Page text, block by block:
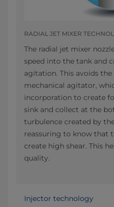
RADIAL JET MIXER
The radial jet mixer
speed into the tank and
agitation. This avoids
mechanical agitator,
incorporation​ to create
sink and collect at the
turbulence created by the
reassuring to know that
create high shear. This
quality.
Injector technology